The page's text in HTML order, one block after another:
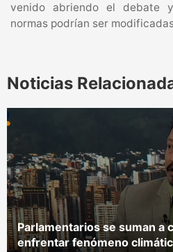
venido abriendo el debate
normas podrían ser
Noticias
Parlamentarios se suman a
enfrentar fenómeno